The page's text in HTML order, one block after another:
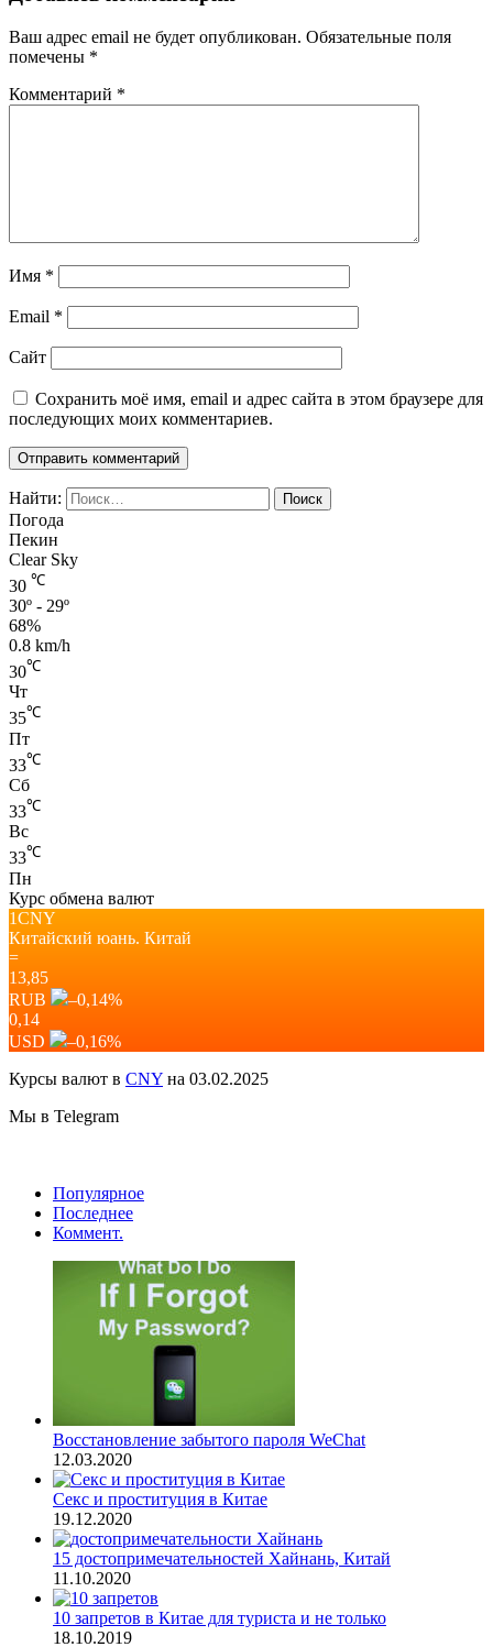
Ваш адрес email не будет опубликован. Обязательные поля
помечены *
Комментарий *
Имя *
Email *
Сайт
Сохранить моё имя, email и адрес сайта в этом браузере для
последующих моих комментариев.
Найти:
Погода
Пекин
Clear Sky
30 ℃
30º - 29º
68%
0.8 km/h
30℃
Чт
35℃
Пт
33℃
Сб
33℃
Вс
33℃
Пн
Курс обмена валют
1CNY
Китайский юань. Китай
=
13,85
RUB
–0,14%
0,14
USD
–0,16%
Курсы валют в CNY на 03.02.2025
Мы в Telegram
Популярное
Последнее
Коммент.
Восстановление забытого пароля WeChat
12.03.2020
Секс и проституция в Китае
19.12.2020
15 достопримечательностей Хайнань, Китай
11.10.2020
10 запретов в Китае для туриста и не только
18.10.2019